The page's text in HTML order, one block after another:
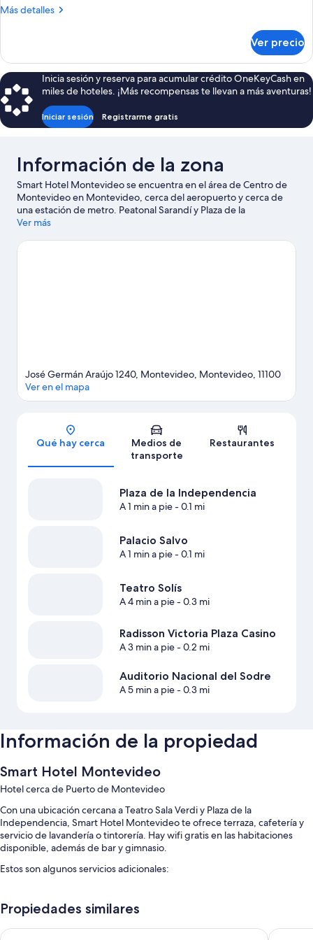
camas
Más detalles
Más
doble
superior,
2
camas
individuales
Ver precio
Inicia sesión y reserva para acumular crédito OneKeyCash en
miles de hoteles. ¡Más recompensas te llevan a más aventuras!
Iniciar sesión Registrarme gratis
Información de la zona
Smart Hotel Montevideo se encuentra en el área de Centro de
Montevideo en Montevideo, cerca del aeropuerto y cerca de
una estación de metro. Peatonal Sarandí y Plaza de la
Independencia son lugares emblemáticos, y los turistas que
Mercado de pulgas de Tristán Narvaja. No te pierdas Auditorio
Ver más
Sección del mapa
José Germán Araújo 1240, Montevideo, Montevideo, 11100
Ver en el mapa
Qué hay cerca
Medios de
transporte
Restaurantes
Plaza de la Independencia
A 1 min a pie- 0.1 mi
Palacio Salvo
A 1 min a pie- 0.1 mi
Teatro Solís
A 4 min a pie- 0.3 mi
Radisson Victoria Plaza Casino
A 3 min a pie- 0.2 mi
Auditorio Nacional del Sodre
A 5 min a pie- 0.3 mi
Información de la propiedad
Smart Hotel Montevideo
Hotel cerca de Puerto de Montevideo
Con una ubicación cercana a Teatro Sala Verdi y Plaza de la
Independencia, Smart Hotel Montevideo te ofrece terraza, cafetería y
servicio de lavandería o tintorería. Hay wifi gratis en las habitaciones
disponible, además de bar y gimnasio.
Estos son algunos servicios adicionales:
(con cargo) y resguardo de equipaje
Propiedades similares
Esplendor by Wyndham Montevideo Cervantes Holiday